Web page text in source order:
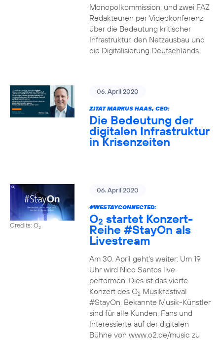
Monopolkommission, und zwei FAZ
Redakteuren per Videokonferenz
über die Bedeutung kritischer
Infrastruktur, den Netzausbau und
die Digitalisierung Deutschlands.
06. April 2020
ZITAT MARKUS HAAS, CEO:
Die Bedeutung der
digitalen Infrastruktur
in Krisenzeiten
Credits: O2
06. April 2020
#WESTAYCONNECTED:
O2 startet Konzert-
Reihe #StayOn als
Livestream
Am 30. April geht’s weiter: Um 19
Uhr wird Nico Santos live
performen. Dies ist das vierte
Konzert des O2Musikfestival
#StayOn. Bekannte Musik-Künstler
sind für alle Kunden, Fans und
Interessierte auf der digitalen
Bühne von www.o2.de/music zu